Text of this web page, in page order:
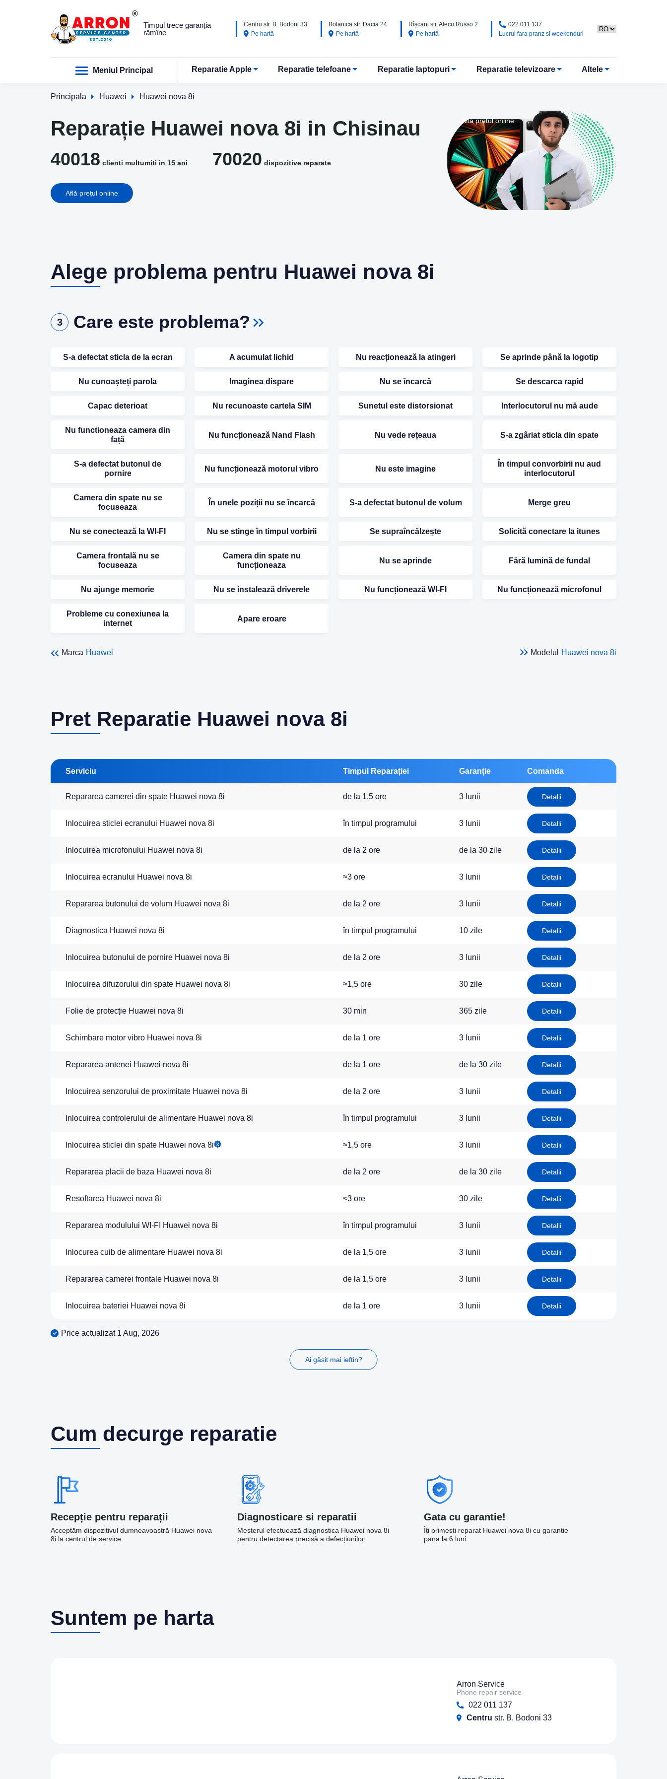
Timpul trece garanția
rămîne
Centru str. B. Bodoni 33
Pe hartă
Botanica str. Dacia 24
Pe hartă
Rîșcani str. Alecu Russo 2
Pe hartă
022 011 137
Lucrul fara pranz si weekenduri
Meniul Principal Reparatie Apple Reparatie telefoane Reparatie laptopuri Reparatie televizoare Altele
Principala Huawei Huawei nova 8i
Reparație Huawei nova 8i in Chisinau
40018 clienti multumiti in 15 ani 70020 dispozitive reparate
Află prețul online
Află prețul online
Alege problema pentru Huawei nova 8i
3 Care este problema?
S-a defectat sticla de la ecran A acumulat lichid Nu reacționează la atingeri Se aprinde până la logotip
Nu cunoașteți parola Imaginea dispare Nu se încarcă Se descarca rapid
Capac deterioat Nu recunoaste cartela SIM Sunetul este distorsionat Interlocutorul nu mă aude
Nu functioneaza camera din
față
Nu funcționează Nand Flash Nu vede rețeaua S-a zgâriat sticla din spate
S-a defectat butonul de
pornire
Nu funcționează motorul vibro Nu este imagine
În timpul convorbirii nu aud
interlocutorul
Camera din spate nu se
focuseaza
În unele poziții nu se încarcă S-a defectat butonul de volum Merge greu
Nu se conectează la WI-FI Nu se stinge în timpul vorbirii Se supraîncălzește Solicită conectare la itunes
Camera frontală nu se
focuseaza
Camera din spate nu
funcționeaza
Nu se aprinde Fără lumină de fundal
Nu ajunge memorie Nu se instalează driverele Nu funcționează WI-FI Nu funcționează microfonul
Probleme cu conexiunea la
internet
Apare eroare
Marca Huawei Modelul Huawei nova 8i
Pret Reparatie Huawei nova 8i
Serviciu Timpul Reparației Garanție Comanda
Repararea camerei din spate Huawei nova 8i de la 1,5 ore 3 lunii Detalii
Inlocuirea sticlei ecranului Huawei nova 8i în timpul programului 3 lunii Detalii
Inlocuirea microfonului Huawei nova 8i de la 2 ore de la 30 zile Detalii
Inlocuirea ecranului Huawei nova 8i ≈3 ore 3 lunii Detalii
Repararea butonului de volum Huawei nova 8i de la 2 ore 3 lunii Detalii
Diagnostica Huawei nova 8i în timpul programului 10 zile Detalii
Inlocuirea butonului de pornire Huawei nova 8i de la 2 ore 3 lunii Detalii
Inlocuirea difuzorului din spate Huawei nova 8i ≈1,5 ore 30 zile Detalii
Folie de protecție Huawei nova 8i 30 min 365 zile Detalii
Schimbare motor vibro Huawei nova 8i de la 1 ore 3 lunii Detalii
Repararea antenei Huawei nova 8i de la 1 ore de la 30 zile Detalii
Inlocuirea senzorului de proximitate Huawei nova 8i de la 2 ore 3 lunii Detalii
Inlocuirea controlerului de alimentare Huawei nova 8i în timpul programului 3 lunii Detalii
Inlocuirea sticlei din spate Huawei nova 8i ≈1,5 ore 3 lunii Detalii
Repararea placii de baza Huawei nova 8i de la 2 ore de la 30 zile Detalii
Resoftarea Huawei nova 8i ≈3 ore 30 zile Detalii
Repararea modulului WI-FI Huawei nova 8i în timpul programului 3 lunii Detalii
Inlocurea cuib de alimentare Huawei nova 8i de la 1,5 ore 3 lunii Detalii
Repararea camerei frontale Huawei nova 8i de la 1,5 ore 3 lunii Detalii
Inlocuirea bateriei Huawei nova 8i de la 1 ore 3 lunii Detalii
Price actualizat 1 Aug, 2026
Ai găsit mai ieftin?
Cum decurge reparatie
Recepție pentru reparații
Acceptăm dispozitivul dumneavoastră Huawei nova
8i la centrul de service.
Diagnosticare si reparatii
Mesterul efectuează diagnostica Huawei nova 8i
pentru detectarea precisă a defecțiunilor
Gata cu garantie!
Îți primesti reparat Huawei nova 8i cu garantie
pana la 6 luni.
Suntem pe harta
Arron Service
Phone repair service
022 011 137
Centru str. B. Bodoni 33